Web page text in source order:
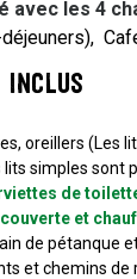
avec les 4
Inclus
oreillers (Les
lits simples sont
de
couverte et
de pétanque
et chemins de